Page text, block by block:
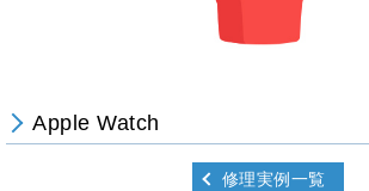
Apple Watch
修理実例一覧